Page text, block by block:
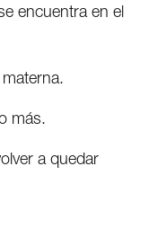
encuentra en el
más.
a quedar